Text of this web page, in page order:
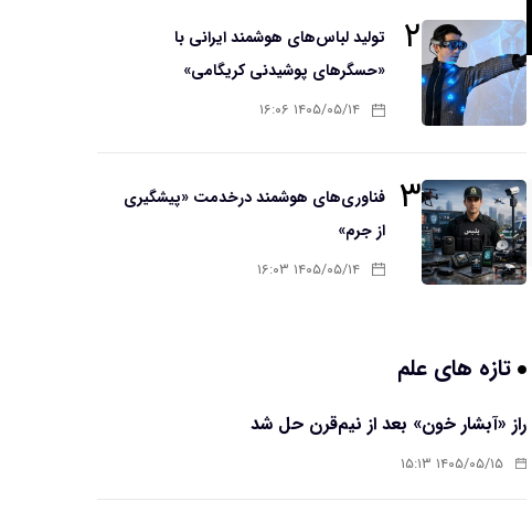
۲
تولید لباس‌های هوشمند ایرانی با
«حسگرهای پوشیدنی کریگامی»
۱۴۰۵/۰۵/۱۴ ۱۶:۰۶
۳ فناوری‌های هوشمند درخدمت «پیشگیری
از جرم»
۱۴۰۵/۰۵/۱۴ ۱۶:۰۳
تازه های علم
راز «آبشار خون» بعد از نیم‌قرن حل شد
۱۴۰۵/۰۵/۱۵ ۱۵:۱۳